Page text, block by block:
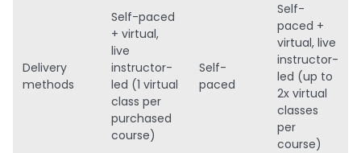
Delivery
methods
Self-paced
+ virtual,
live
instructor-
led (1 virtual
class per
purchased
course)
Self-
paced
Self-
paced +
virtual, live
instructor-
led (up to
2x virtual
classes
per
course)